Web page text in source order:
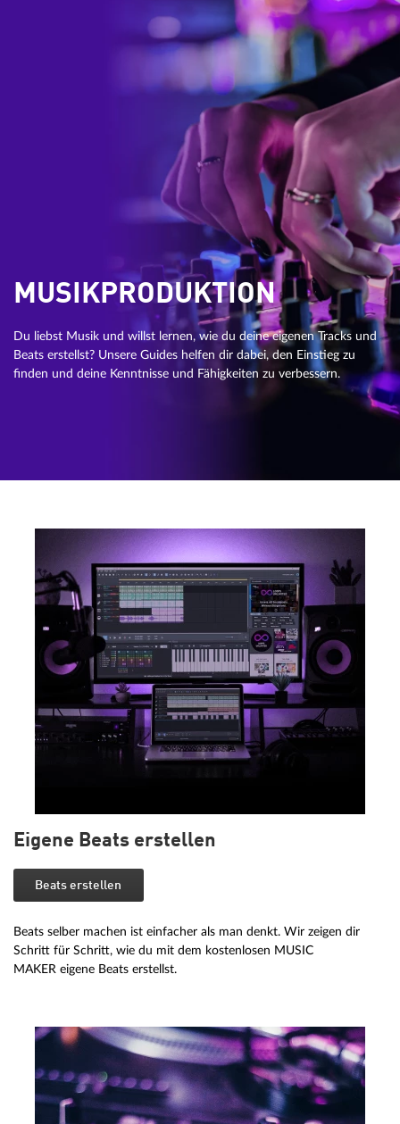
MUSIKPRODUKTION
Du liebst Musik und willst lernen, wie du deine eigenen Tracks und
Beats erstellst? Unsere Guides helfen dir dabei, den Einstieg zu
finden und deine Kenntnisse und Fähigkeiten zu verbessern.
Eigene Beats erstellen
Beats erstellen
Beats selber machen ist einfacher als man denkt. Wir zeigen dir
Schritt für Schritt, wie du mit dem kostenlosen MUSIC
MAKER eigene Beats erstellst.